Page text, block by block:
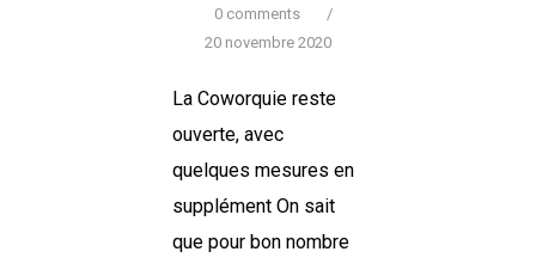
0 comments
/
20 novembre 2020
La Coworquie reste
ouverte, avec
quelques mesures en
supplément On sait
que pour bon nombre